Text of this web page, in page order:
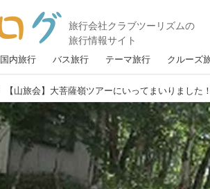
国内旅行 バス旅行 テーマ旅行 クルーズ
【山旅会】大菩薩嶺ツアーにいってまいりました！